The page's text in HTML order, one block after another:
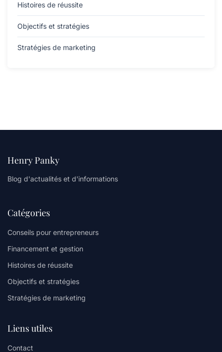
Histoires de réussite
Objectifs et stratégies
Stratégies de marketing
Henry Panky
Blog d'actualités et d'informations
Catégories
Conseils pour entrepreneurs
Financement et gestion
Histoires de réussite
Objectifs et stratégies
Stratégies de marketing
Liens utiles
Contact